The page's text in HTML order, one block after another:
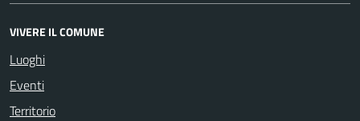
VIVERE IL COMUNE
Luoghi
Eventi
Territorio